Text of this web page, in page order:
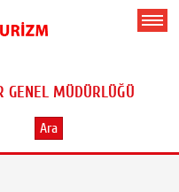
GENEL MÜDÜRLÜĞÜ
Ara